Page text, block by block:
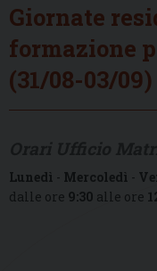
Giornate
formazione
(31/08-03/09)
Lunedì - Mercoledì -
dalle ore 9:30 alle ore